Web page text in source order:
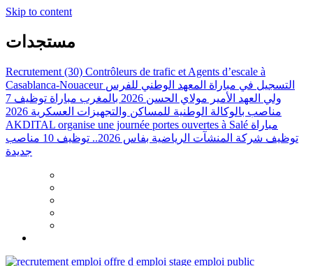
Skip to content
مستجدات
Recrutement (30) Contrôleurs de trafic et Agents d’escale à
Casablanca-Nouaceur التسجيل في مباراة المعهد الوطني للفرس
ولي العهد الأمير مولاي الحسن 2026 بالمغرب
مباراة توظيف 7
مناصب بالوكالة الوطنية للمساكن والتجهيزات العسكرية 2026
AKDITAL organise une journée portes ouvertes à Salé مباراة
توظيف شركة المنشآت الرياضية بفاس 2026.. توظيف 10 مناصب
جديدة